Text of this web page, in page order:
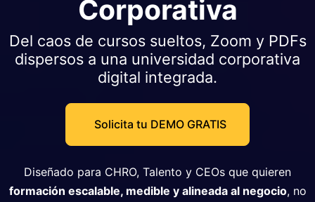
Corporativa
Del caos de cursos sueltos, Zoom y PDFs
dispersos a una universidad corporativa
digital integrada.
Solicita tu DEMO GRATIS
Diseñado para CHRO, Talento y CEOs que quieren
formación escalable, medible y alineada al negocio, no